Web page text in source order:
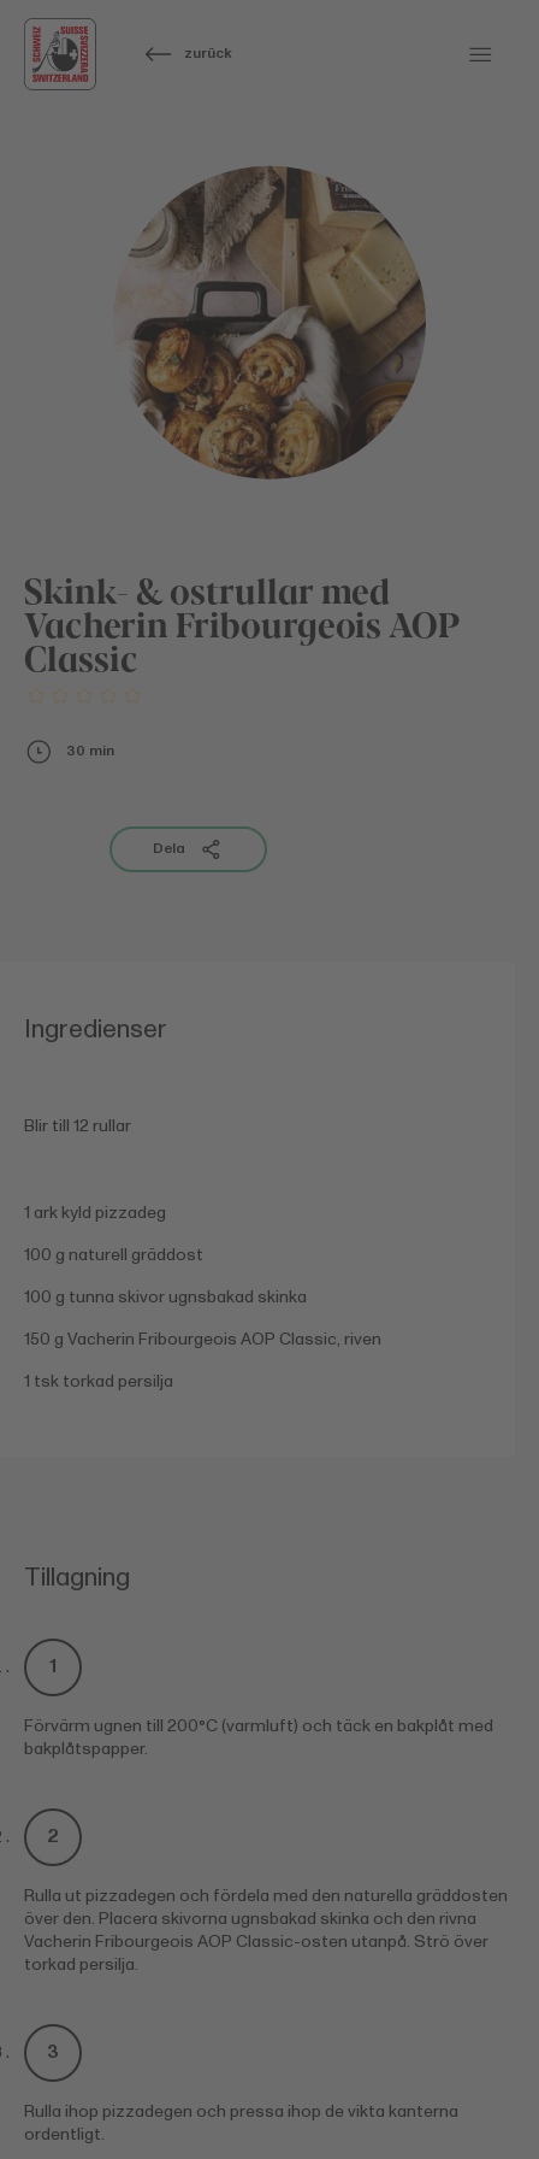
zurück
Skink- & ostrullar med
Vacherin Fribourgeois AOP
Classic
30 min
Dela
Ingredienser
Blir till 12 rullar
1 ark kyld pizzadeg
100 g naturell gräddost
100 g tunna skivor ugnsbakad skinka
150 g Vacherin Fribourgeois AOP Classic, riven
1 tsk torkad persilja
Tillagning
Förvärm ugnen till 200°C (varmluft) och täck en bakplåt med
bakplåtspapper.
Rulla ut pizzadegen och fördela med den naturella gräddosten
över den. Placera skivorna ugnsbakad skinka och den rivna
Vacherin Fribourgeois AOP Classic-osten utanpå. Strö över
torkad persilja.
Rulla ihop pizzadegen och pressa ihop de vikta kanterna
ordentligt.